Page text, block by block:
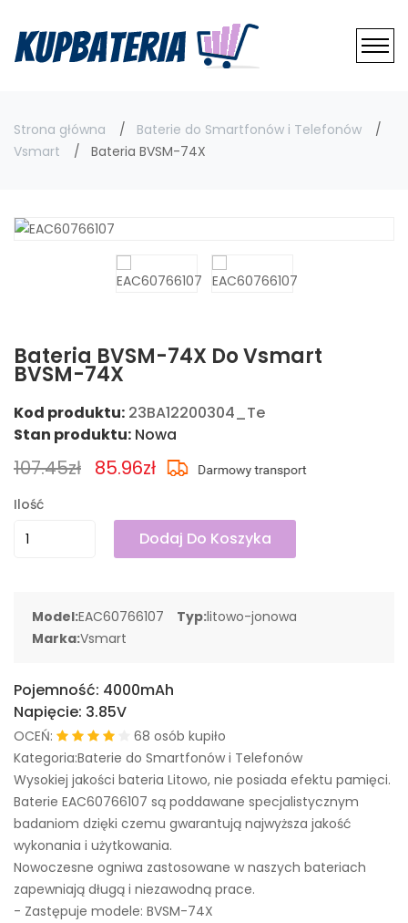
Strona główna
Baterie do Smartfonów i Telefonów
Vsmart
Bateria BVSM-74X
Bateria BVSM-74X Do Vsmart
BVSM-74X
Kod produktu: 23BA12200304_Te
Stan produktu: Nowa
107.45zł 85.96zł
Ilość
Dodaj Do Koszyka
Model:EAC60766107 Typ:litowo-jonowa
Marka:Vsmart
Pojemność: 4000mAh
Napięcie: 3.85V
OCEŃ:
68 osób kupiło
Kategoria:Baterie do Smartfonów i Telefonów
Wysokiej jakości bateria Litowo, nie posiada efektu pamięci.
Baterie EAC60766107 są poddawane specjalistycznym
badaniom dzięki czemu gwarantują najwyższa jakość
wykonania i użytkowania.
Nowoczesne ogniwa zastosowane w naszych bateriach
zapewniają długą i niezawodną prace.
- Zastępuje modele: BVSM-74X